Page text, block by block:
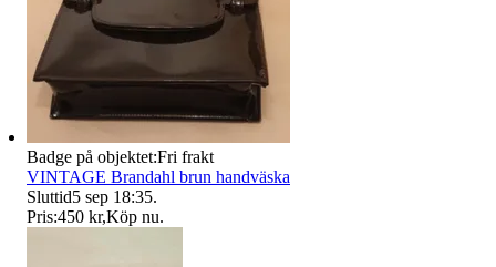
Badge på objektet:Fri frakt
VINTAGE Brandahl brun handväska
Sluttid5 sep 18:35.
Pris:450 kr,Köp nu.